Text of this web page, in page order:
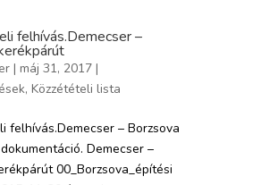
felhívás.Demecser –
| máj 31, 2017 |
, Közzétételi lista
felhívás.Demecser – Borzsova
Demecser –
00_Borzsova_építési